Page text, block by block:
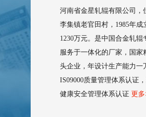
河南省金星轧辊有限公司，
李集镇老官田村，1985年成
1230万元。是中国合金轧辊
服务于一体化的厂家，国
头企业，年设计生产能力一
IS09000质量管理体系认证
健康安全管理体系认证 更多